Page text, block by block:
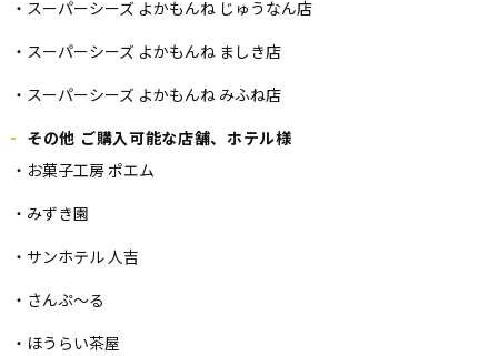
・スーパーシーズ よかもんね じゅうなん店
・スーパーシーズ よかもんね ましき店
・スーパーシーズ よかもんね みふね店
その他 ご購入可能な店舗、ホテル様
・お菓子工房 ポエム
・みずき園
・サンホテル 人吉
・さんぷ～る
・ほうらい茶屋